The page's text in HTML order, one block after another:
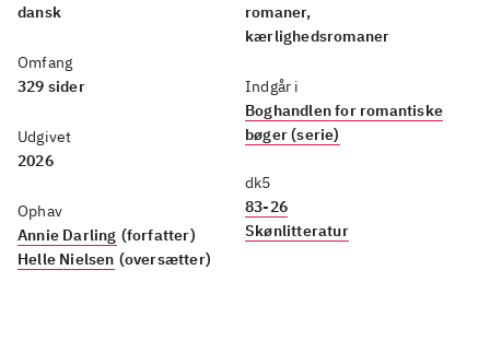
dansk
Omfang
329 sider
Udgivet
2026
Ophav
Annie Darling (forfatter)
Helle Nielsen (oversætter)
romaner,
kærlighedsromaner
Indgår i
Boghandlen for romantiske
bøger (serie)
dk5
83-26
Skønlitteratur